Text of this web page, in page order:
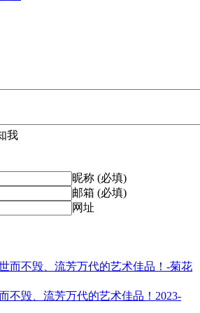
我
昵称 (必填)
邮箱 (必填)
网址
不毁、流芳万代的艺术佳品！ 2023-